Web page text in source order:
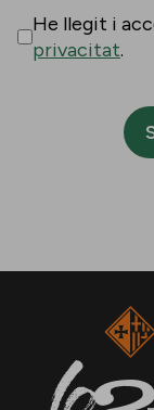
He llegit i
privacitat.